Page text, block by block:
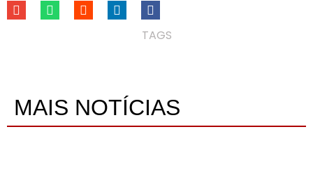
TAGS
MAIS NOTÍCIAS